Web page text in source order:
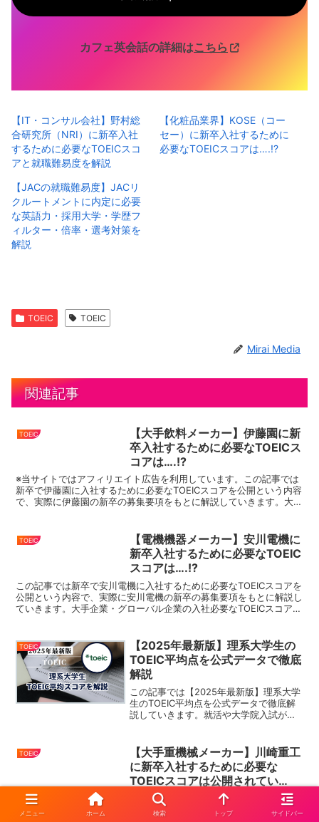
カフェ英会話の詳細はこちら
【IT・コンサル会社】野村総
合研究所（NRI）に新卒入社
するために必要なTOEICスコ
アと就職難易度を解説
【化粧品業界】KOSE（コー
セー）に新卒入社するために
必要なTOEICスコアは….!?
【JACの就職難易度】JACリ
クルートメントに内定に必要
な英語力・採用大学・学歴フ
ィルター・倍率・選考対策を
解説
TOEIC TOEIC
Mirai Media
関連記事
TOEIC
【大手飲料メーカー】伊藤園に新
卒入社するために必要なTOEICス
コアは….!?
※当サイトではアフィリエイト広告を利用しています。この記事では
新卒で伊藤園に入社するために必要なTOEICスコアを公開という内容
で、実際に伊藤園の新卒の募集要項をもとに解説していきます。大手
TOEIC
【電機機器メーカー】安川電機に
新卒入社するために必要なTOEIC
スコアは….!?
この記事では新卒で安川電機に入社するために必要なTOEICスコアを
公開という内容で、実際に安川電機の新卒の募集要項をもとに解説し
ていきます。大手企業・グローバル企業の入社必要なTOEICスコアを
TOEIC
【2025年最新版】理系大学生の
TOEIC平均点を公式データで徹底
解説
この記事では【2025年最新版】理系大学
生のTOEIC平均点を公式データで徹底解
説していきます。就活や大学院入試が近
が重要な指標になってくることが多いで
す。本記事で...
TOEIC
【大手重機械メーカー】川崎重工
に新卒入社するために必要な
TOEICスコアは公開されてい
る！？
※この記事にはPRを含みますこの記事では新卒で川崎重工に入社する
ために必要なTOEICスコアを公開という内容で、実際に川崎重工の新
メニュー ホーム 検索 トップ サイドバー